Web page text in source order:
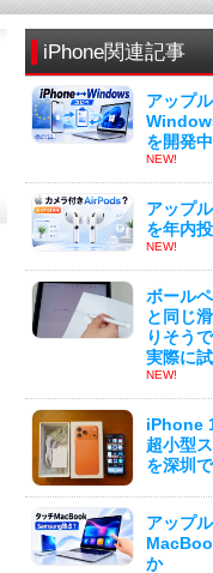
iPhone関連記事
アップ
を開発
NEW!
アップ
を年内
NEW!
ボール
と同じ
りそう
実際に
NEW!
iPhone
超小型
を深圳
アップ
か